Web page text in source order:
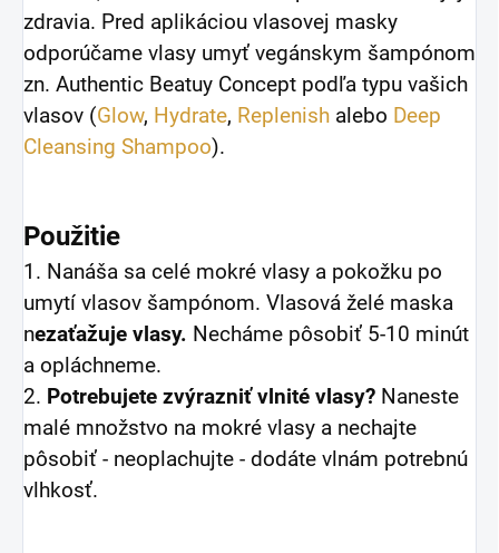
zdravia. Pred aplikáciou vlasovej masky
odporúčame vlasy umyť vegánskym šampónom
zn. Authentic Beatuy Concept podľa typu vašich
vlasov (Glow, Hydrate, Replenish alebo Deep
Cleansing Shampoo).
Použitie
1. Nanáša sa celé mokré vlasy a pokožku po
umytí vlasov šampónom. Vlasová želé maska
nezaťažuje vlasy. Necháme pôsobiť 5-10 minút
a opláchneme.
2. Potrebujete zvýrazniť vlnité vlasy? Naneste
malé množstvo na mokré vlasy a nechajte
pôsobiť - neoplachujte - dodáte vlnám potrebnú
vlhkosť.